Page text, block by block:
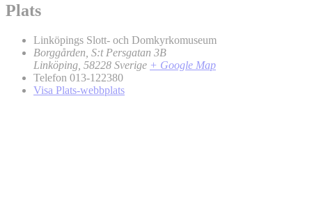
Plats
Linköpings Slott- och Domkyrkomuseum
Borggården, S:t Persgatan 3B
Linköping 58228 Sverige + Google Map
Telefon 013-122380
Visa Plats-webbplats